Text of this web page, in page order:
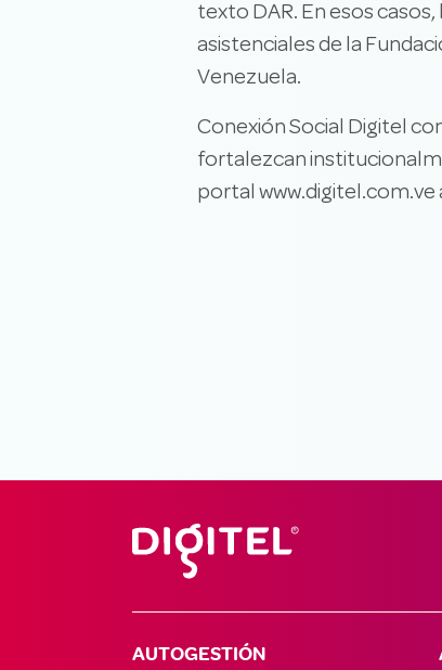
texto DAR. En esos
asistenciales de la
Venezuela.
Conexión Social Digitel
fortalezcan
portal www.digitel.com.ve
AUTOGESTIÓN